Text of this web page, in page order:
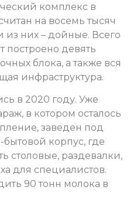
комплекс в
на восемь тысяч
из них – дойные. Всего
построено девять
блока, а также вся
инфраструктура.
в 2020 году. Уже
в котором осталось
заведен под
корпус, где
столовые, раздевалки,
для специалистов.
90 тонн молока в